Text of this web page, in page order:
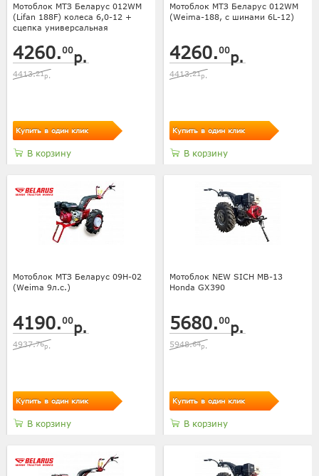
Мотоблок МТЗ Беларус 012WM
(Lifan 188F) колеса 6,0-12 +
сцепка универсальная
4260.00р.
4413.21р.
Купить в один клик
В корзину
Мотоблок МТЗ Беларус 012WM
(Weima-188, с шинами 6L-12)
4260.00р.
4413.21р.
Купить в один клик
В корзину
Мотоблок МТЗ Беларус 09Н-02
(Weima 9л.с.)
4190.00р.
4937.76р.
Купить в один клик
В корзину
Мотоблок NEW SICH МВ-13
Honda GX390
5680.00р.
5948.64р.
Купить в один клик
В корзину